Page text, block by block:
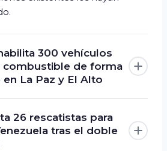
300 vehículos
combustible de forma
La Paz y El Alto
26 rescatistas para
tras el doble